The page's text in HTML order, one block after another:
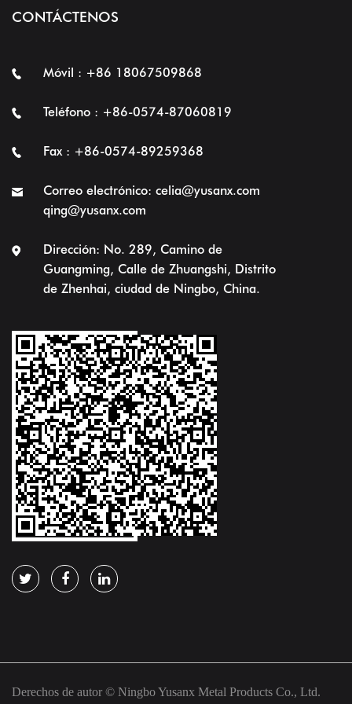
CONTÁCTENOS
Móvil : +86 18067509868
Teléfono : +86-0574-87060819
Fax : +86-0574-89259368
Correo electrónico: celia@yusanx.com
qing@yusanx.com
Dirección: No. 289, Camino de
Guangming, Calle de Zhuangshi, Distrito
de Zhenhai, ciudad de Ningbo, China.
Derechos de autor © Ningbo Yusanx Metal Products Co., Ltd.